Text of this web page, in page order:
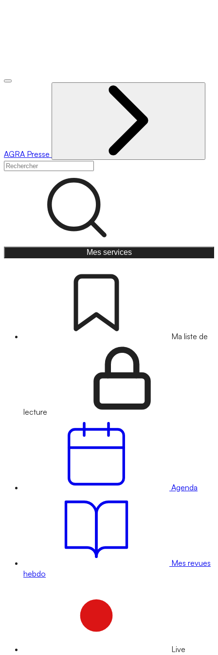
AGRA Presse
Mes services
Ma liste de
lecture
Agenda
Mes revues
hebdo
Live